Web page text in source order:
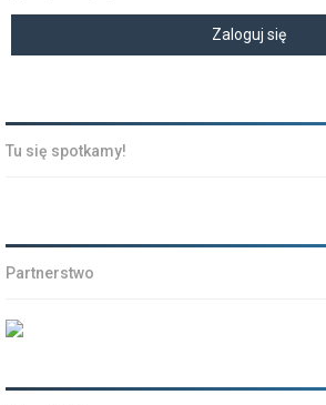
Tu się spotkamy!
Partnerstwo